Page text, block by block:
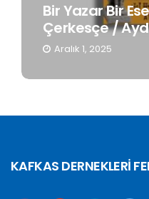
Bir Yazar Bir
Çerkesçe /
Aralık 1, 2025
KAFKAS DERNEKLERİ